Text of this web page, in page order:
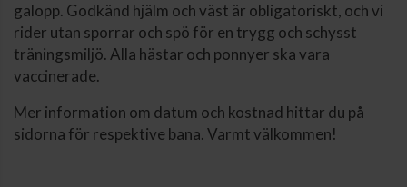
galopp. Godkänd hjälm och väst är obligatoriskt, och vi
rider utan sporrar och spö för en trygg och schysst
träningsmiljö. Alla hästar och ponnyer ska vara
vaccinerade.
Mer information om datum och kostnad hittar du på
sidorna för respektive bana. Varmt välkommen!